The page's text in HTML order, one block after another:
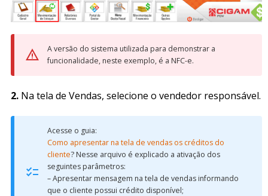
A versão do sistema utilizada para demonstrar a
funcionalidade, neste exemplo, é a NFC-e.
2. Na tela de Vendas, selecione o vendedor responsável.
Acesse o guia:
Como apresentar na tela de vendas os créditos do
cliente? Nesse arquivo é explicado a ativação dos
seguintes parâmetros:
– Apresentar mensagem na tela de vendas informando
que o cliente possui crédito disponível;